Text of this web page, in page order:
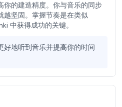
你的建造精度。你与音乐的同步
越坚固。掌握节奏是在类似
中获得成功的关键。
好地听到音乐并提高你的时间